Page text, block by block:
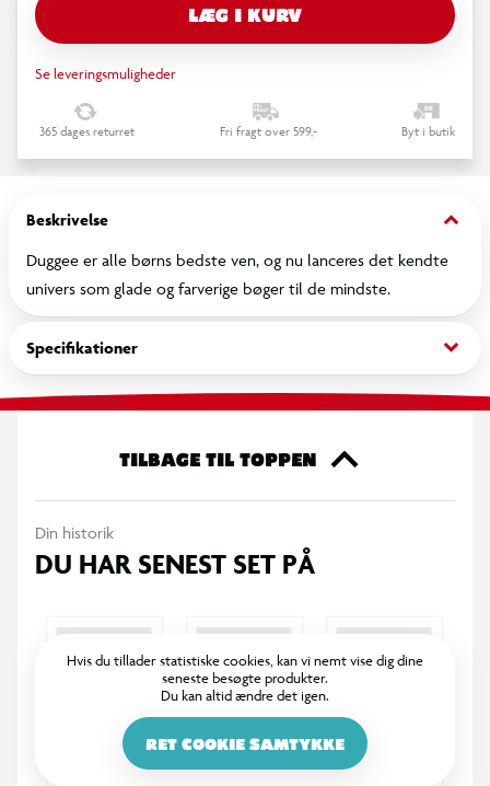
LÆG I KURV
Se leveringsmuligheder
365 dages returret Fri fragt over 599,- Byt i butik
Beskrivelse keyboard_arrow_down
Duggee er alle børns bedste ven, og nu lanceres det kendte
univers som glade og farverige bøger til de mindste.
Specifikationer keyboard_arrow_down
TILBAGE TIL TOPPEN
Din historik
DU HAR SENEST SET PÅ
Hvis du tillader statistiske cookies, kan vi nemt vise dig dine
seneste besøgte produkter.
Du kan altid ændre det igen.
RET COOKIE SAMTYKKE